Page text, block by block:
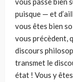
puisque — et
vous êtes bien
vous précèdent,
discours
transmet le
état ! Vous y